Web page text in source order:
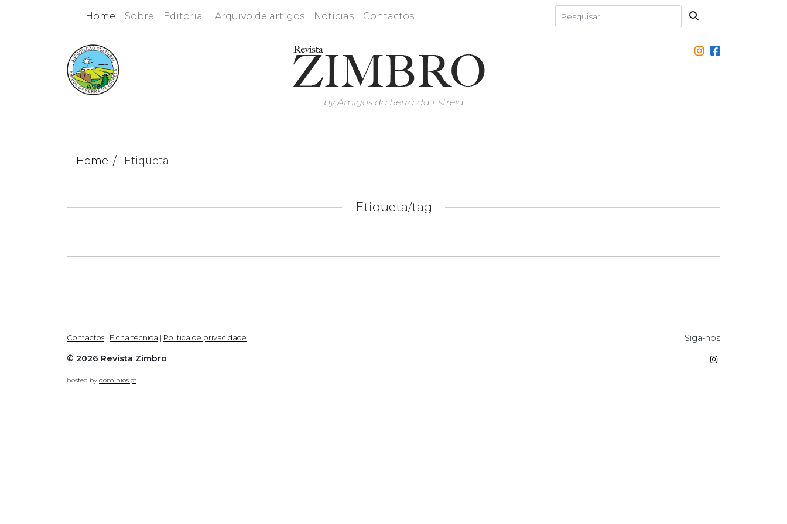
Home Sobre Editorial Arquivo de artigos Notícias Contactos
by Amigos da Serra da Estrela
Home Etiqueta
Etiqueta/tag
Contactos | Ficha técnica | Política de privacidade
© 2026 Revista Zimbro
hosted by dominios.pt
Siga-nos